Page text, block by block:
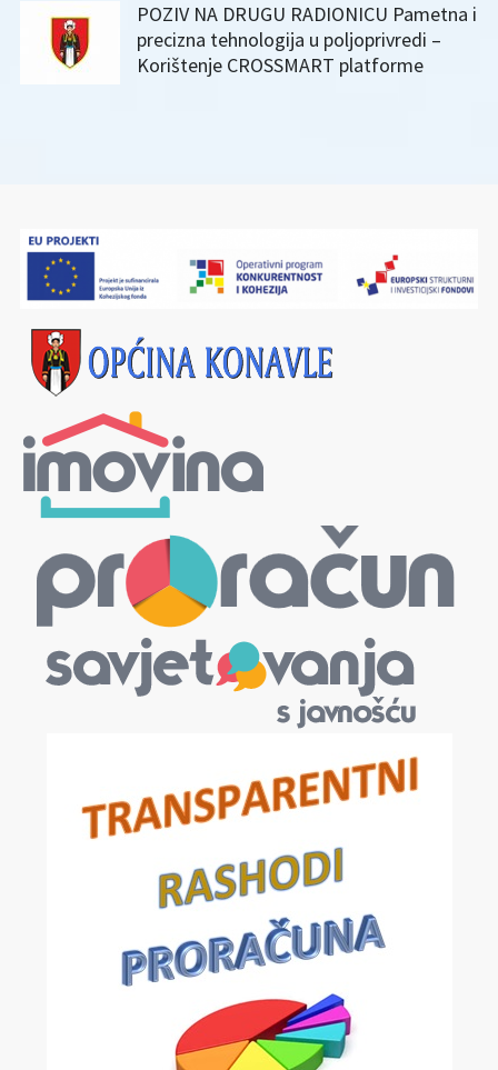
POZIV NA DRUGU RADIONICU Pametna i
precizna tehnologija u poljoprivredi –
Korištenje CROSSMART platforme